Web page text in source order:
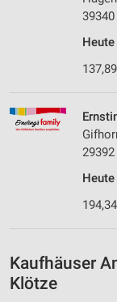
Heute
Heute
Kaufhäuser
Klötze
Verwendung
personalisierter
Erstellung von
von Inhalten
personalisierter
Messung der
Messung der
Analyse von
Entwicklung und